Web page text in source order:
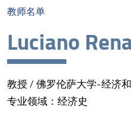
教师名单
Luciano
教授 / 佛罗伦萨大学-经济
专业领域：经济史
教师名单